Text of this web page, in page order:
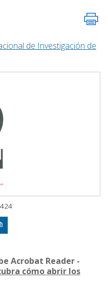
de Investigación de
Acrobat Reader -
cómo abrir los